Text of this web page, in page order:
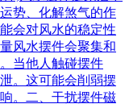
势、化解煞气的作
会对风水的稳定性
风水摆件会聚集和
当他人触碰摆件
。这可能会削弱摆
。二、干扰摆件磁